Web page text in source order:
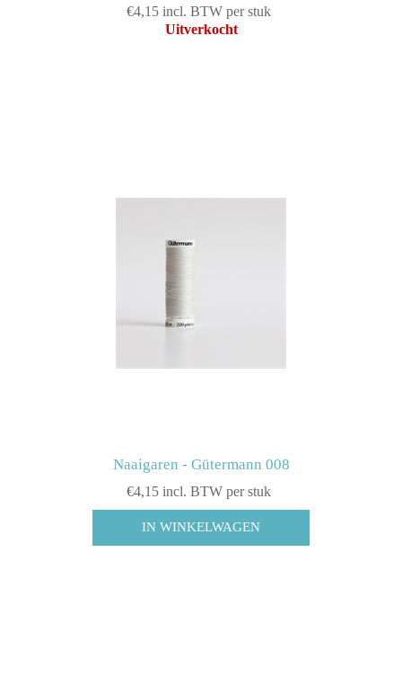
€4,15 incl. BTW per stuk
Uitverkocht
Naaigaren - Gütermann 008
€4,15 incl. BTW per stuk